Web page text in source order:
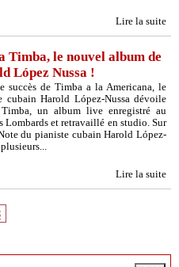
Lire la suite
Timba, le nouvel album de
López Nussa !
succès de Timba a la Americana, le
cubain Harold López-Nussa dévoile
Timba, un album live enregistré au
Lombards et retravaillé en studio. Sur
du pianiste cubain Harold López-
Lire la suite